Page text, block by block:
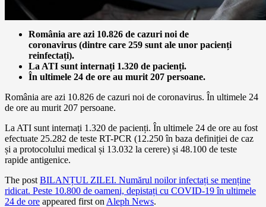
România are azi 10.826 de cazuri noi de
coronavirus (dintre care 259 sunt ale unor pacienți
reinfectați).
La ATI sunt internați 1.320 de pacienți.
În ultimele 24 de ore au murit 207 persoane.
România are azi 10.826 de cazuri noi de coronavirus. În ultimele 24
de ore au murit 207 persoane.
La ATI sunt internați 1.320 de pacienți. În ultimele 24 de ore au fost
efectuate 25.282 de teste RT-PCR (12.250 în baza definiției de caz
și a protocolului medical și 13.032 la cerere) și 48.100 de teste
rapide antigenice.
The post BILANȚUL ZILEI. Numărul noilor infectați se menține
ridicat. Peste 10.800 de oameni, depistați cu COVID-19 în ultimele
24 de ore appeared first on Aleph News.